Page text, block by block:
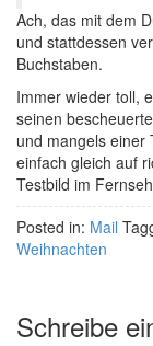
Ach, das mit dem
und stattdessen
Buchstaben.
Immer wieder toll,
seinen
und mangels einer
einfach gleich auf
Testbild im
Posted in: Mail
Weihnachten
Schreibe